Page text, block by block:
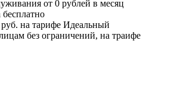
от 0 рублей в месяц
бесплатно
руб. на тарифе Идеальный
без ограничений, на траифе